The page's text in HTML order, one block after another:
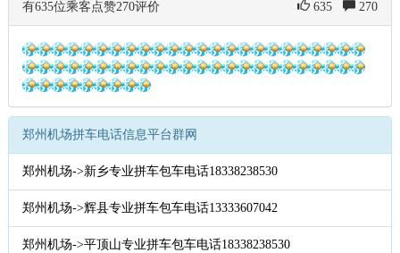
有635位乘客点赞270评价 635 270
郑州机场拼车电话信息平台群网
郑州机场->新乡专业拼车包车电话18338238530
郑州机场->辉县专业拼车包车电话13333607042
郑州机场->平顶山专业拼车包车电话18338238530